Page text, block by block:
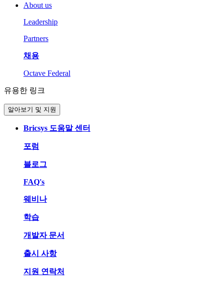
About us
Leadership
Partners
채용
Octave Federal
유용한 링크
알아보기 및 지원
Bricsys 도움말 센터
포럼
블로그
FAQ's
웨비나
학습
개발자 문서
출시 사항
지원 연락처